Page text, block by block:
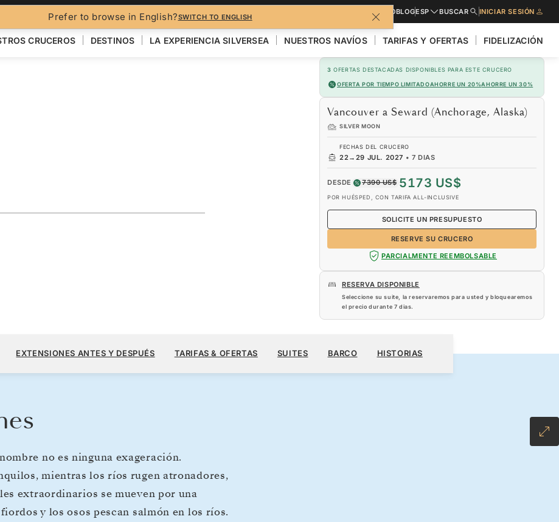
Prefer to browse in English?SWITCH TO ENGLISH
SOLICITE PRESUPUESTOBLOGESP BUSCAR INICIAR SESIÓN
CRUCEROS DESTINOS LA EXPERIENCIA SILVERSEA NUESTROS NAVÍOS TARIFAS Y OFERTAS FIDELIZACIÓN
3 OFERTAS DESTACADAS DISPONIBLES PARA ESTE CRUCERO
OFERTA POR TIEMPO LIMITADOAHORRE UN 20%AHORRE UN 30%
Vancouver a Seward (Anchorage, Alaska)
SILVER MOON
FECHAS DEL CRUCERO
22 → 29 JUL. 2027 • 7 DIAS
DESDE 7390 US$ 5173 US$
POR HUÉSPED, CON TARIFA ALL-INCLUSIVE
RESERVE SU CRUCERO
SOLICITE UN PRESUPUESTO
PARCIALMENTE REEMBOLSABLE
RESERVA DISPONIBLE
Seleccione su suite, la reservaremos para usted y bloquearemos
el precio durante 7 dias.
7 DIAS
POR HUÉSPED, CON TARIFA ALL-INCLUSIVE
RESERVE SU CRUCERO
EXTENSIONES ANTES Y DESPUÉS TARIFAS & OFERTAS SUITES BARCO HISTORIAS
no es ninguna exageración.
mientras los ríos rugen atronadores,
extraordinarios se mueven por una
y los osos pescan salmón en los ríos.